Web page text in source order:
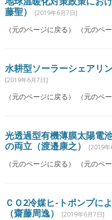
藤聖）
[2019年6月7日]
（元のページに戻る） （元のペ
水耕型ソーラーシェアリ
[2019年6月7日]
（元のページに戻る） （元のペ
光透過型有機薄膜太陽電
の両立（渡邉康之）
[2019
（元のページに戻る） （元のペ
ＣＯ2冷媒ヒ-トポンプに
（齋藤周逸）
[2019年6月7日]